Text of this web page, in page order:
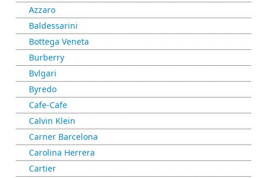
Azzaro
Baldessarini
Bottega Veneta
Burberry
Bvlgari
Byredo
Cafe-Cafe
Calvin Klein
Carner Barcelona
Carolina Herrera
Cartier